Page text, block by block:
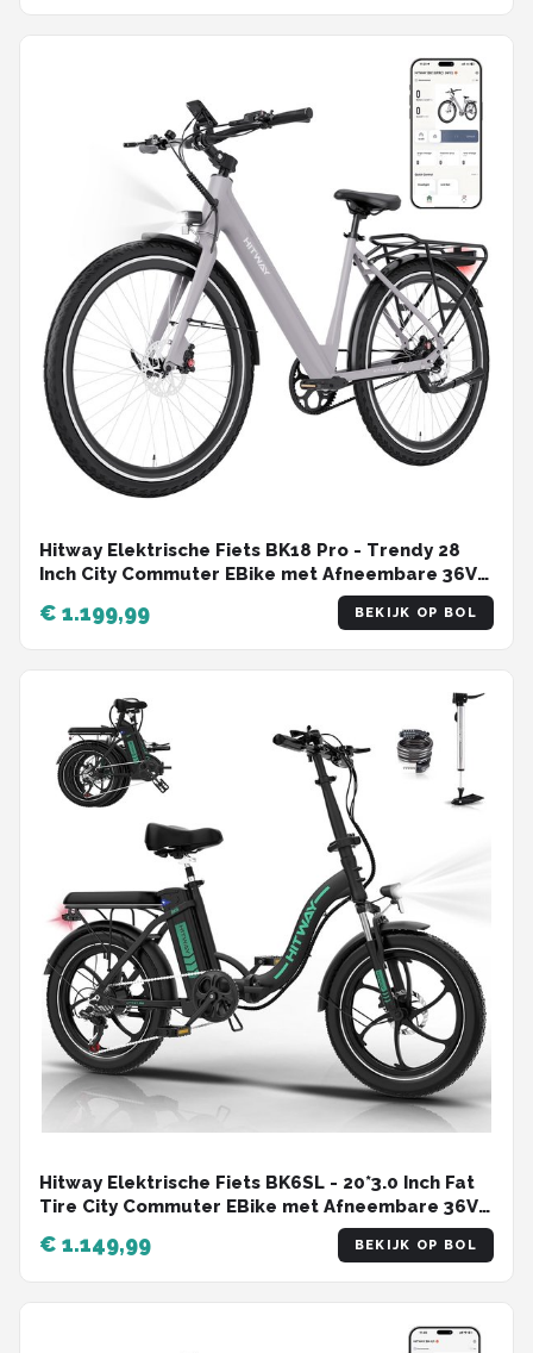
Hitway Elektrische Fiets BK18 Pro - Trendy 28
Inch City Commuter EBike met Afneembare 36V
10.4Ah Lithium Batterij - Mountain E-Bike met
250W Motor - APP Bediening - IP54 Waterdicht
€ 1.199,99 BEKIJK OP BOL
Hitway Elektrische Fiets BK6SL - 20*3.0 Inch Fat
Tire City Commuter EBike met Afneembare 36V
13Ah Lithium Batterij - Opvouwbaar Mountain E-
Bike met 250W Motor
€ 1.149,99 BEKIJK OP BOL